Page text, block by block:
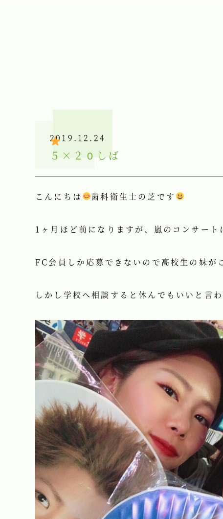
2019.12.24
５×２０しば
こんにちは 歯科衛生士の芝です
1ヶ月ほど前になりますが、嵐のコンサート
FC会員しか応募できないので高校生の妹が
しかし学校へ相談すると休んでもいいと言